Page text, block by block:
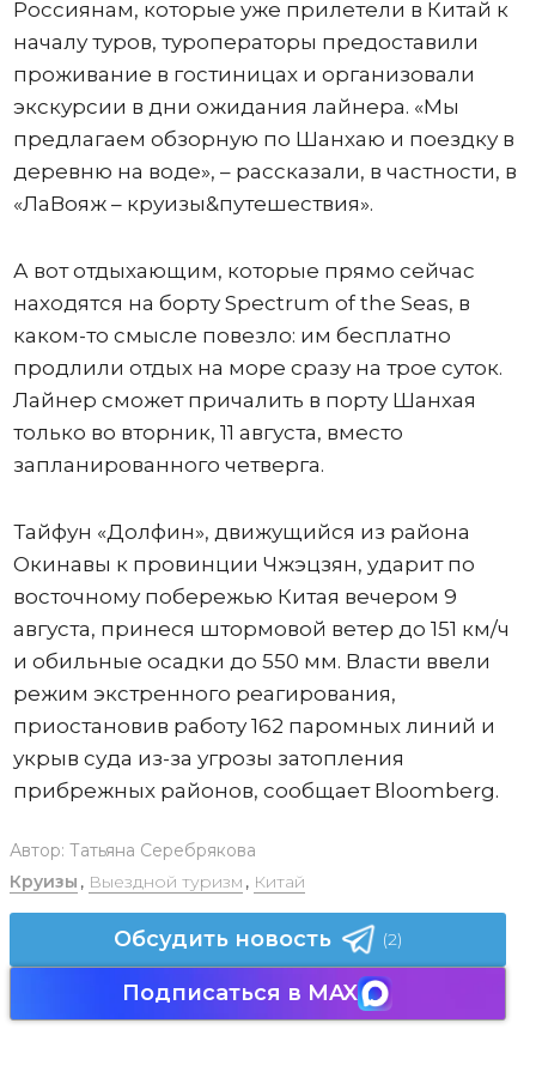
Россиянам, которые уже прилетели в Китай к
началу туров, туроператоры предоставили
проживание в гостиницах и организовали
экскурсии в дни ожидания лайнера. «Мы
предлагаем обзорную по Шанхаю и поездку в
деревню на воде», – рассказали, в частности, в
«ЛаВояж – круизы&путешествия».
А вот отдыхающим, которые прямо сейчас
находятся на борту Spectrum of the Seas, в
каком-то смысле повезло: им бесплатно
продлили отдых на море сразу на трое суток.
Лайнер сможет причалить в порту Шанхая
только во вторник, 11 августа, вместо
запланированного четверга.
Тайфун «Долфин», движущийся из района
Окинавы к провинции Чжэцзян, ударит по
восточному побережью Китая вечером 9
августа, принеся штормовой ветер до 151 км/ч
и обильные осадки до 550 мм. Власти ввели
режим экстренного реагирования,
приостановив работу 162 паромных линий и
укрыв суда из-за угрозы затопления
прибрежных районов, сообщает Bloomberg.
Автор: Татьяна Серебрякова
Круизы , Выездной туризм , Китай
Обсудить новость (2)
Подписаться в MAX